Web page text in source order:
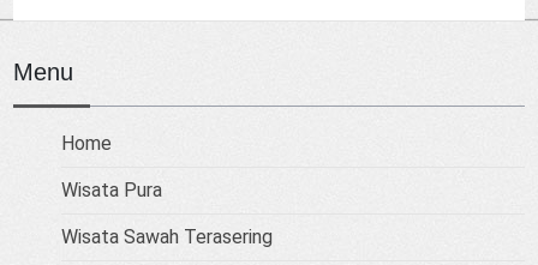
Menu
Home
Wisata Pura
Wisata Sawah Terasering